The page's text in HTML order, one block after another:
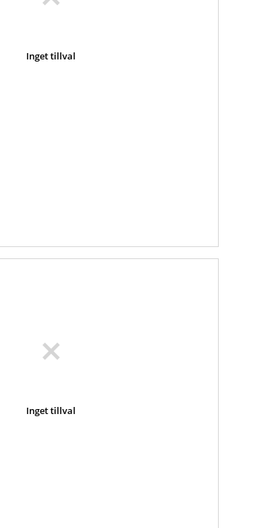
Inget tillval
Inget tillval